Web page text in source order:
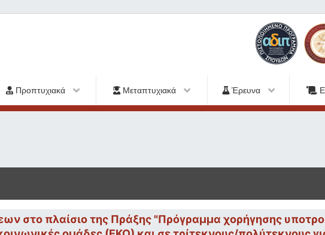
Προπτυχιακά Μεταπτυχιακά Έρευνα
στο πλαίσιο της Πράξης "Πρόγραμμα χορήγησης